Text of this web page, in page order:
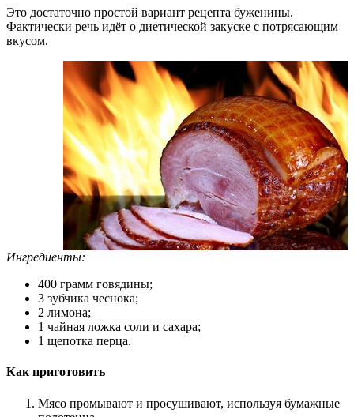
Это достаточно простой вариант рецепта буженины.
Фактически речь идёт о диетической закуске с потрясающим
вкусом.
Ингредиенты:
400 грамм говядины;
3 зубчика чеснока;
2 лимона;
1 чайная ложка соли и сахара;
1 щепотка перца.
Как приготовить
Мясо промывают и просушивают, используя бумажные